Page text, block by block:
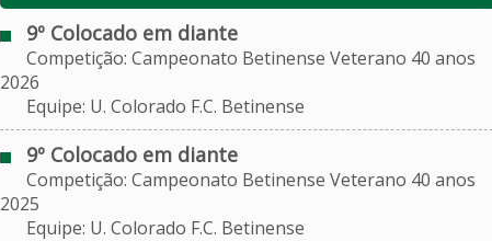
9º Colocado em diante
Competição: Campeonato Betinense Veterano 40 anos
2026
Equipe: U. Colorado F.C. Betinense
9º Colocado em diante
Competição: Campeonato Betinense Veterano 40 anos
2025
Equipe: U. Colorado F.C. Betinense